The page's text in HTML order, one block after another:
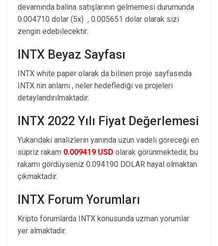
devamında balina satışlarının gelmemesi durumunda
0.004710 dolar (5x) , 0.005651 dolar olarak sizi
zengin edebilecektir.
INTX Beyaz Sayfası
INTX white paper olarak da bilinen proje sayfasında
INTX nin anlamı , neler hedeflediği ve projeleri
detaylandırılmaktadır.
INTX 2022 Yılı Fiyat Değerlemesi
Yukarıdaki analizlerin yanında uzun vadeli göreceği en
süpriz rakam 0.009419 USD olarak görünmektedir, bu
rakamı gördüyseniz 0.094190 DOLAR hayal olmaktan
çıkmaktadır.
INTX Forum Yorumları
Kripto forumlarda INTX konusunda uzman yorumlar
yer almaktadır.